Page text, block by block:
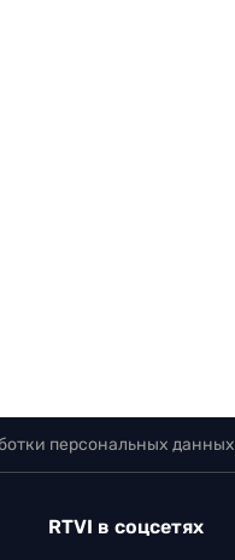
персональных данных
RTVI в соцсетях